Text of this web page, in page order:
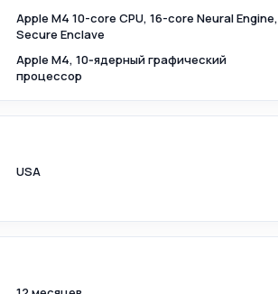
Apple M4 10-core CPU, 16-core Neural Engine,
Secure Enclave
Apple M4, 10‑ядерный графический
процессор
USA